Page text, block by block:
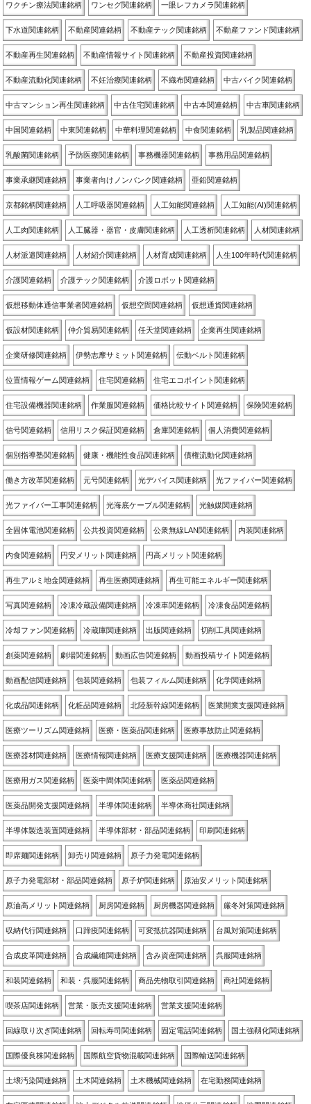
ワクチン療法関連銘柄 ワンセグ関連銘柄 一眼レフカメラ関連銘柄
下水道関連銘柄 不動産関連銘柄 不動産テック関連銘柄 不動産ファンド関連銘柄
不動産再生関連銘柄 不動産情報サイト関連銘柄 不動産投資関連銘柄
不動産流動化関連銘柄 不妊治療関連銘柄 不織布関連銘柄 中古バイク関連銘柄
中古マンション再生関連銘柄 中古住宅関連銘柄 中古本関連銘柄 中古車関連銘柄
中国関連銘柄 中東関連銘柄 中華料理関連銘柄 中食関連銘柄 乳製品関連銘柄
乳酸菌関連銘柄 予防医療関連銘柄 事務機器関連銘柄 事務用品関連銘柄
事業承継関連銘柄 事業者向けノンバンク関連銘柄 亜鉛関連銘柄
京都銘柄関連銘柄 人工呼吸器関連銘柄 人工知能関連銘柄 人工知能(AI)関連銘柄
人工肉関連銘柄 人工臓器・器官・皮膚関連銘柄 人工透析関連銘柄 人材関連銘柄
人材派遣関連銘柄 人材紹介関連銘柄 人材育成関連銘柄 人生100年時代関連銘柄
介護関連銘柄 介護テック関連銘柄 介護ロボット関連銘柄
仮想移動体通信事業者関連銘柄 仮想空間関連銘柄 仮想通貨関連銘柄
仮設材関連銘柄 仲介貿易関連銘柄 任天堂関連銘柄 企業再生関連銘柄
企業研修関連銘柄 伊勢志摩サミット関連銘柄 伝動ベルト関連銘柄
位置情報ゲーム関連銘柄 住宅関連銘柄 住宅エコポイント関連銘柄
住宅設備機器関連銘柄 作業服関連銘柄 価格比較サイト関連銘柄 保険関連銘柄
信号関連銘柄 信用リスク保証関連銘柄 倉庫関連銘柄 個人消費関連銘柄
個別指導塾関連銘柄 健康・機能性食品関連銘柄 債権流動化関連銘柄
働き方改革関連銘柄 元号関連銘柄 光デバイス関連銘柄 光ファイバー関連銘柄
光ファイバー工事関連銘柄 光海底ケーブル関連銘柄 光触媒関連銘柄
全固体電池関連銘柄 公共投資関連銘柄 公衆無線LAN関連銘柄 内装関連銘柄
内食関連銘柄 円安メリット関連銘柄 円高メリット関連銘柄
再生アルミ地金関連銘柄 再生医療関連銘柄 再生可能エネルギー関連銘柄
写真関連銘柄 冷凍冷蔵設備関連銘柄 冷凍車関連銘柄 冷凍食品関連銘柄
冷却ファン関連銘柄 冷蔵庫関連銘柄 出版関連銘柄 切削工具関連銘柄
創薬関連銘柄 劇場関連銘柄 動画広告関連銘柄 動画投稿サイト関連銘柄
動画配信関連銘柄 包装関連銘柄 包装フィルム関連銘柄 化学関連銘柄
化成品関連銘柄 化粧品関連銘柄 北陸新幹線関連銘柄 医業開業支援関連銘柄
医療ツーリズム関連銘柄 医療・医薬品関連銘柄 医療事故防止関連銘柄
医療器材関連銘柄 医療情報関連銘柄 医療支援関連銘柄 医療機器関連銘柄
医療用ガス関連銘柄 医薬中間体関連銘柄 医薬品関連銘柄
医薬品開発支援関連銘柄 半導体関連銘柄 半導体商社関連銘柄
半導体製造装置関連銘柄 半導体部材・部品関連銘柄 印刷関連銘柄
即席麺関連銘柄 卸売り関連銘柄 原子力発電関連銘柄
原子力発電部材・部品関連銘柄 原子炉関連銘柄 原油安メリット関連銘柄
原油高メリット関連銘柄 厨房関連銘柄 厨房機器関連銘柄 厳冬対策関連銘柄
収納代行関連銘柄 口蹄疫関連銘柄 可変抵抗器関連銘柄 台風対策関連銘柄
合成皮革関連銘柄 合成繊維関連銘柄 含み資産関連銘柄 呉服関連銘柄
和装関連銘柄 和装・呉服関連銘柄 商品先物取引関連銘柄 商社関連銘柄
喫茶店関連銘柄 営業・販売支援関連銘柄 営業支援関連銘柄
回線取り次ぎ関連銘柄 回転寿司関連銘柄 固定電話関連銘柄 国土強靱化関連銘柄
国際優良株関連銘柄 国際航空貨物混載関連銘柄 国際輸送関連銘柄
土壌汚染関連銘柄 土木関連銘柄 土木機械関連銘柄 在宅勤務関連銘柄